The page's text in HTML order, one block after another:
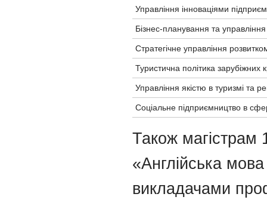
Управління інноваціями
Бізнес-планування та
Стратегічне управління
Туристична політика зарубіжних
Управління якістю в туризмі та
Соціальне підприємництво в
Також магістрам
«Англійська
викладачами